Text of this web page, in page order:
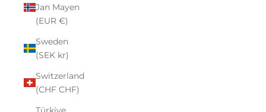
Jan Mayen
(EUR €)
Sweden
(SEK kr)
Switzerland
(CHF CHF)